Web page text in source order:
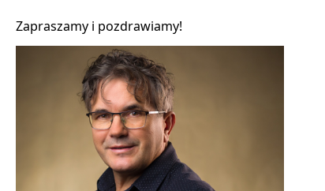
Zapraszamy i pozdrawiamy!